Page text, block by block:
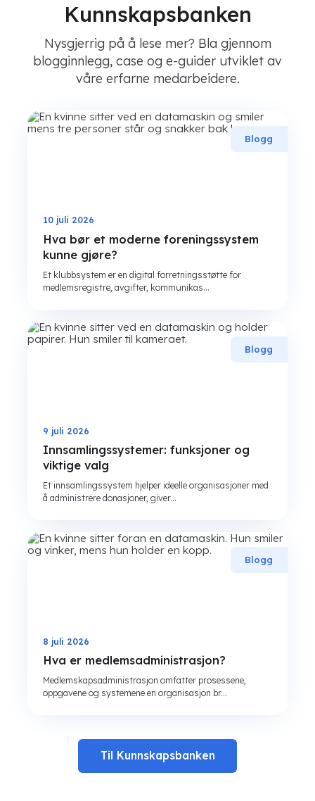
Kunnskapsbanken
Nysgjerrig på å lese mer? Bla gjennom
blogginnlegg, case og e-guider utviklet av
våre erfarne medarbeidere.
Blogg
10 juli 2026
Hva bør et moderne foreningssystem
kunne gjøre?
Et klubbsystem er en digital forretningsstøtte for
medlemsregistre, avgifter, kommunikas...
Blogg
9 juli 2026
Innsamlingssystemer: funksjoner og
viktige valg
Et innsamlingssystem hjelper ideelle organisasjoner med
å administrere donasjoner, giver...
Blogg
8 juli 2026
Hva er medlemsadministrasjon?
Medlemskapsadministrasjon omfatter prosessene,
oppgavene og systemene en organisasjon br...
Til Kunnskapsbanken